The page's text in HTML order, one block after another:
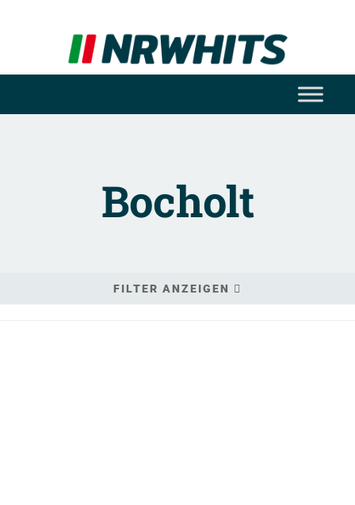
Bocholt
FILTER ANZEIGEN